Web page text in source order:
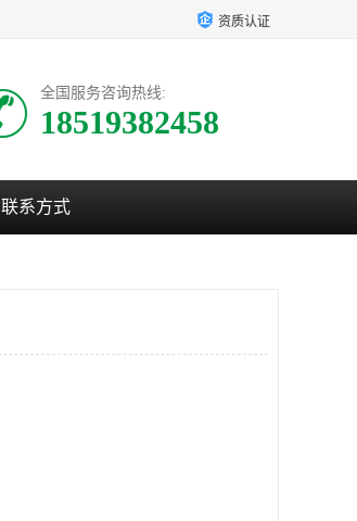
资质认证
全国服务咨询热线:
18519382458
联系方式